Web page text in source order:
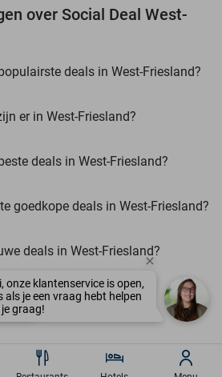
over Social Deal West-
deals in West-Friesland?
er in West-Friesland?
deals in West-Friesland?
goedkope deals in West-Friesland?
deals in West-Friesland?
close
onze klantenservice is open,
als je een vraag hebt helpen
graag!